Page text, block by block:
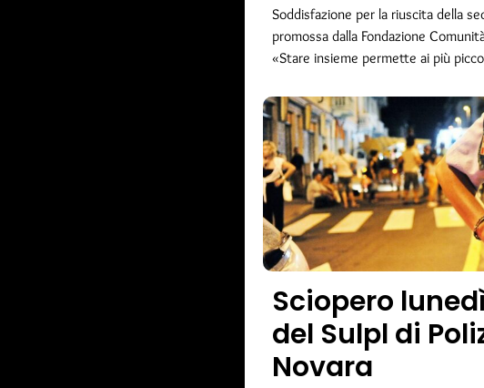
Soddisfazione per la riuscita della
promossa dalla Fondazione
«Stare insieme permette ai più
Sciopero
del Sulpl di
Novara